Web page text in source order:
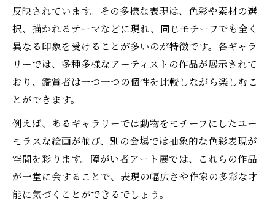
反映されています。その多様な表現は、色彩や素材の選
択、描かれるテーマなどに現れ、同じモチーフでも全く
異なる印象を受けることが多いのが特徴です。各ギャラ
リーでは、多種多様なアーティストの作品が展示されて
おり、鑑賞者は一つ一つの個性を比較しながら楽しむこ
とができます。
例えば、あるギャラリーでは動物をモチーフにしたユー
モラスな絵画が並び、別の会場では抽象的な色彩表現が
空間を彩ります。障がい者アート展では、これらの作品
が一堂に会することで、表現の幅広さや作家の多彩な才
能に気づくことができるでしょう。